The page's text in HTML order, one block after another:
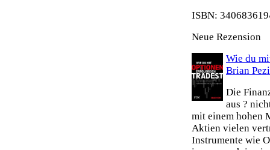
ISBN:
Neue Rezension
Wie du
Brian
Die
aus ?
mit einem hohen
Aktien vielen
Instrumente wie